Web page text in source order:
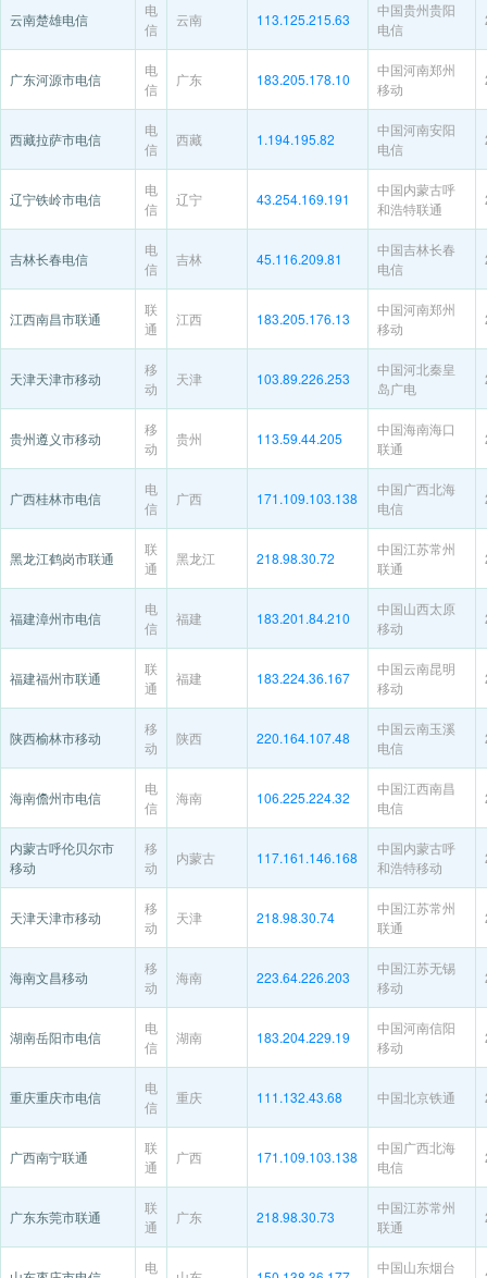
云南楚雄电信
电
信
云南 113.125.215.63
中国贵州贵阳
电信
广东河源市电信
电
信
广东 183.205.178.10
中国河南郑州
移动
西藏拉萨市电信
电
信
西藏 1.194.195.82
中国河南安阳
电信
辽宁铁岭市电信
电
信
辽宁 43.254.169.191
中国内蒙古呼
和浩特联通
吉林长春电信
电
信
吉林 45.116.209.81
中国吉林长春
电信
江西南昌市联通
联
通
江西 183.205.176.13
中国河南郑州
移动
天津天津市移动
移
动
天津 103.89.226.253
中国河北秦皇
岛广电
贵州遵义市移动
移
动
贵州 113.59.44.205
中国海南海口
联通
广西桂林市电信
电
信
广西 171.109.103.138
中国广西北海
电信
黑龙江鹤岗市联通
联
通
黑龙江 218.98.30.72
中国江苏常州
联通
福建漳州市电信
电
信
福建 183.201.84.210
中国山西太原
移动
福建福州市联通
联
通
福建 183.224.36.167
中国云南昆明
移动
陕西榆林市移动
移
动
陕西 220.164.107.48
中国云南玉溪
电信
海南儋州市电信
电
信
海南 106.225.224.32
中国江西南昌
电信
内蒙古呼伦贝尔市
移动
移
动
内蒙古 117.161.146.168
中国内蒙古呼
和浩特移动
天津天津市移动
移
动
天津 218.98.30.74
中国江苏常州
联通
海南文昌移动
移
动
海南 223.64.226.203
中国江苏无锡
移动
湖南岳阳市电信
电
信
湖南 183.204.229.19
中国河南信阳
移动
重庆重庆市电信
电
信
重庆 111.132.43.68 中国北京铁通
广西南宁联通
联
通
广西 171.109.103.138
中国广西北海
电信
广东东莞市联通
联
通
广东 218.98.30.73
中国江苏常州
联通
电
中国山东烟台